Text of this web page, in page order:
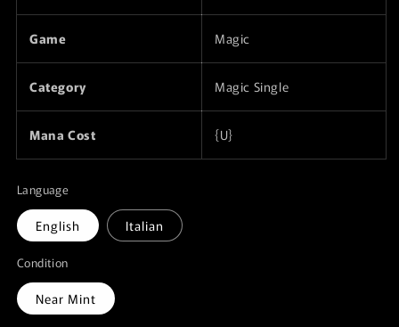
Game Magic
Category Magic Single
Mana Cost {U}
Language
English Italian
Condition
Near Mint